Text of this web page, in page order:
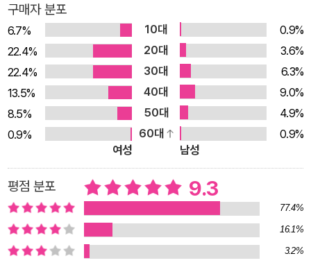
인하거나 불편하다. 그런데 그 잔혹한 괴롭힘이 가장 가까운 사람
을 향하거나 심지어 주인공 본인을 향할 때, 독자는 어쩌면 그 끔
찍함 어디쯤에서 차라리 카타르시스를 느끼는 자신을 발견할 것
이다. 그리고 아마 작가는 살짝 미소를 지을 것이다. 자신이 ‘사랑
하는 즐거운 악몽’을 공감하는 사람이, 참을 수 없던 분노와 감추
고 싶던 두려움을 같이 달래고 추스를 사람이 생겼기 때문일 터
다. 작가가 <초신당>을 언급하며 말했듯, 그 세계의 진짜 의미는
누구도 결코 알 수 없을 것이다. 하지만 그 기괴한 미로 속에서 함
께 슬픔을 처참하게 폭발시키는 것만으로도, 우리가 남유하의 호
러를 선택한 의미는 은밀히 공유할 수 있을 것이다. “현판에는 흘
림체로 ‘초신당’이라는 세 글자가 쓰여 있었다. 한자가 없어 무슨
뜻인지는 알 수 없었지만, 단어가 주는 울림만으로도 섬뜩한 기분
이 들었다. 평상시의 나라면 여기서 멈췄을 것이다. 담장 너머로
구매자 분포
6.7% 10대
0.9%
22.4%
20대
3.6%
22.4%
30대
6.3%
13.5%
40대
9.0%
8.5%
50대
4.9%
0.9%
60대
0.9%
여성
남성
평점 분포 9.3
77.4%
16.1%
3.2%